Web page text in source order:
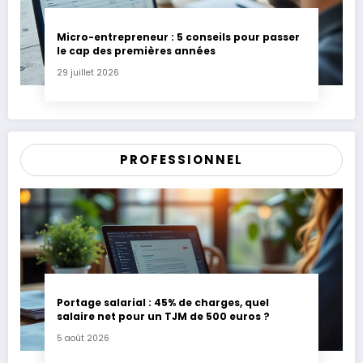
Micro-entrepreneur : 5 conseils pour passer
le cap des premières années
29 juillet 2026
PROFESSIONNEL
Portage salarial : 45% de charges, quel
salaire net pour un TJM de 500 euros ?
5 août 2026